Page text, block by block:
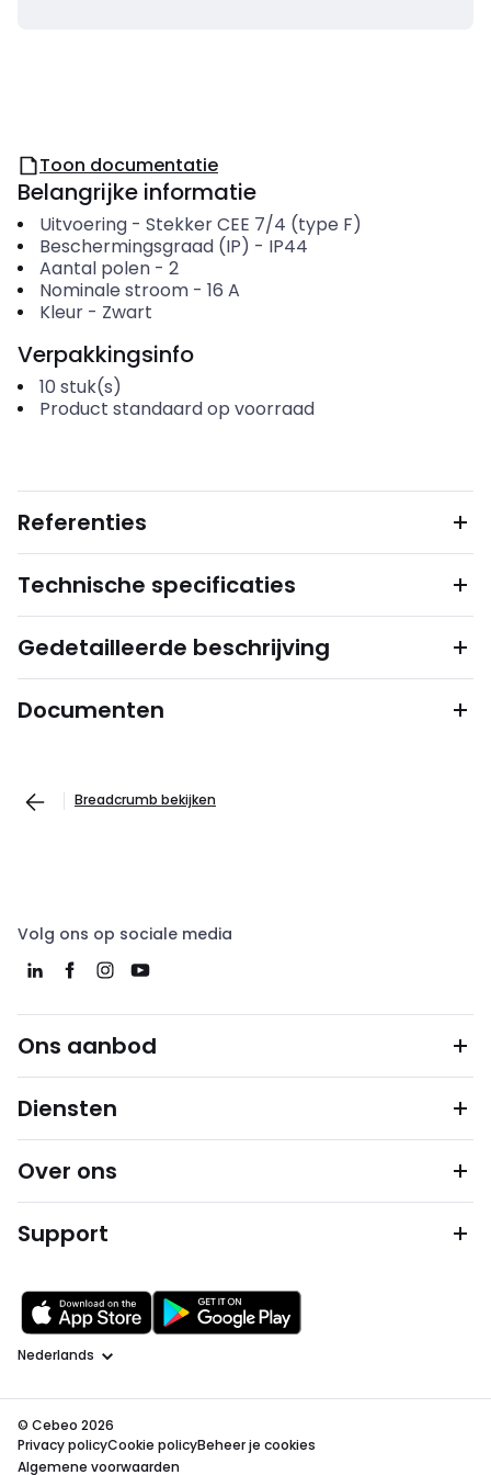
Toon documentatie
Belangrijke informatie
Uitvoering- Stekker CEE 7/4 (type F)
Beschermingsgraad (IP) - IP44
Aantal polen- 2
Nominale stroom- 16 A
Kleur- Zwart
Verpakkingsinfo
10 stuk(s)
Product standaard op voorraad
Referenties
Technische specificaties
Gedetailleerde beschrijving
Documenten
Breadcrumb bekijken
Volg ons op sociale media
Ons aanbod
Diensten
Over ons
Support
Taal
© Cebeo 2026
Privacy policyCookie policyBeheer je cookies
Algemene voorwaarden